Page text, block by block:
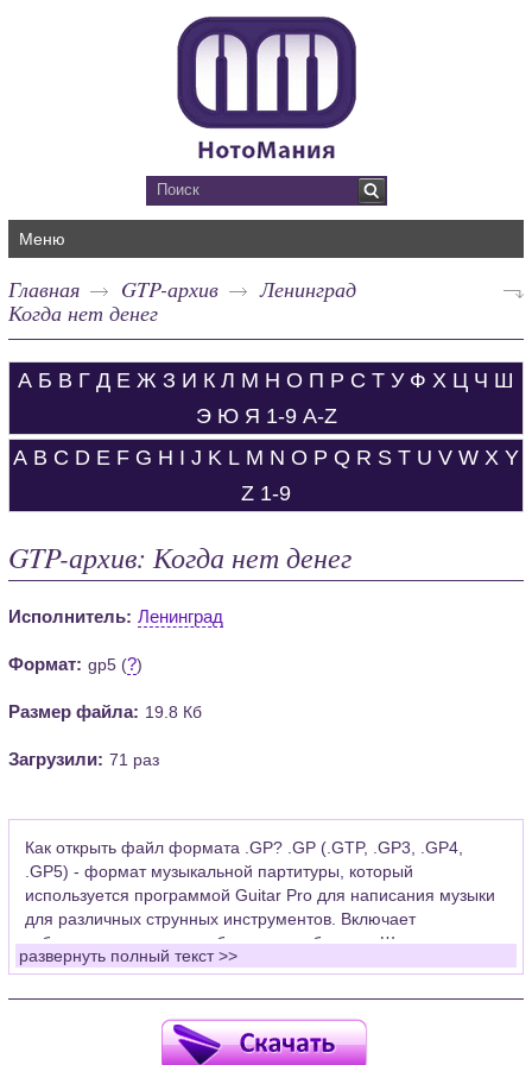
Меню
Главная GTP-архив
Ленинград
Когда нет денег
А Б В Г Д Е Ж З И К Л М Н О П Р С Т У Ф Х Ц Ч Ш
Э Ю Я 1-9 A-Z
A B C D E F G H I J K L M N O P Q R S T U V W X Y
Z 1-9
GTP-архив: Когда нет денег
Исполнитель: Ленинград
Формат: gp5 (?)
Размер файла: 19.8 Кб
Загрузили: 71 раз
Как открыть файл формата .GP? .GP (.GTP, .GP3, .GP4,
.GP5) - формат музыкальной партитуры, который
используется программой Guitar Pro для написания музыки
для различных струнных инструментов. Включает
табулатуры для гитары, бас-гитары, банджо. Широко
применяется для создания партитур, которые затем
Для открытия нот этого формата Вам необходимо
установить у себя на рабочем компьютере программу Guitar
развернуть полный текст >>